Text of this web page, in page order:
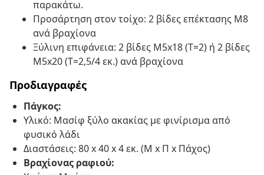
παρακάτω.
Προσάρτηση στον τοίχο: 2 βίδες επέκτασης M8
ανά βραχίονα
Ξύλινη επιφάνεια: 2 βίδες M5x18 (T=2) ή 2 βίδες
M5x20 (T=2,5/4 εκ.) ανά βραχίονα
Προδιαγραφές
Πάγκος:
Υλικό: Μασίφ ξύλο ακακίας με φινίρισμα από
φυσικό λάδι
Διαστάσεις: 80 x 40 x 4 εκ. (Μ x Π x Πάχος)
Βραχίονας ραφιού: